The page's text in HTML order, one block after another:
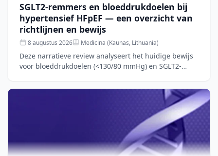
SGLT2-remmers en bloeddrukdoelen bij
hypertensief HFpEF — een overzicht van
richtlijnen en bewijs
8 augustus 2026 Medicina (Kaunas, Lithuania)
Deze narratieve review analyseert het huidige bewijs
voor bloeddrukdoelen (<130/80 mmHg) en SGLT2-